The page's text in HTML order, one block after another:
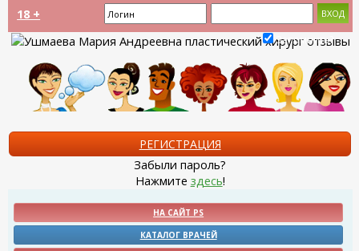
18 +
Запомнить?
РЕГИСТРАЦИЯ
Забыли пароль?
Нажмите здесь!
НА САЙТ PS
КАТАЛОГ ВРАЧЕЙ